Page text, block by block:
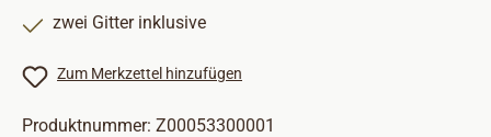
zwei Gitter inklusive
Zum Merkzettel hinzufügen
Produktnummer: Z00053300001